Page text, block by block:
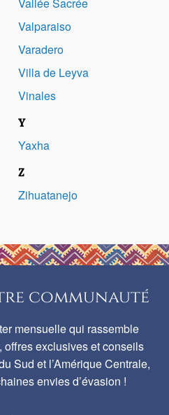
Valparaiso
Varadero
Villa de Leyva
Vinales
Y
Yaxha
Z
Zihuatanejo
communauté
mensuelle qui rassemble
exclusives et conseils
Sud et l’Amérique Centrale,
envies d’évasion !